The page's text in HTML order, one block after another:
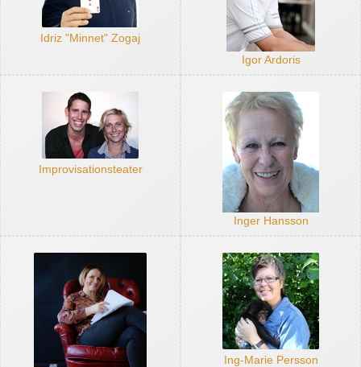
Idriz "Minnet" Zogaj
Igor Ardoris
Improvisationsteater
Inger Hansson
Ing-Marie Persson